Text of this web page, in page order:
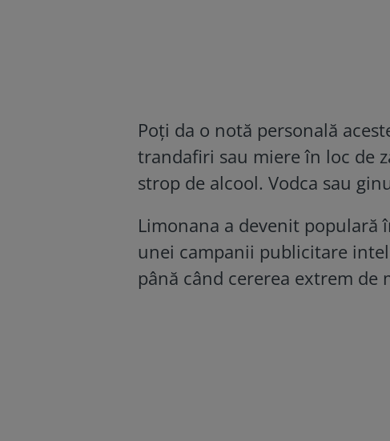
Poți da o notă personală
trandafiri sau miere în loc de
strop de alcool. Vodca sau
Limonana a devenit populară
unei campanii publicitare
până când cererea extrem